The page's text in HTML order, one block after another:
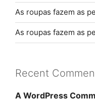
As roupas fazem as
As roupas fazem as
Recent
A WordPress